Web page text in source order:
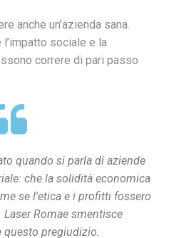
anche un’azienda sana.
sociale e la
correre di pari passo
quando si parla di aziende
che la solidità economica
se l'etica e i profitti fossero
Romae smentisce
questo pregiudizio.